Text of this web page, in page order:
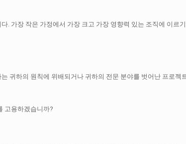
다. 가장 작은 가정에서 가장 크고 가장 영향력 있는 조직에 이르
귀하의 원칙에 위배되거나 귀하의 전문 분야를 벗어난 프로젝
고용하겠습니까?